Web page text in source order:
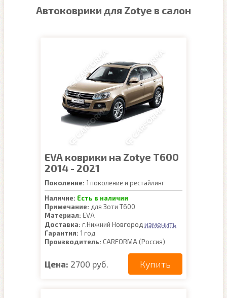
Автоковрики для Zotye в салон
EVA коврики на Zotye T600
2014 - 2021
Поколение: 1 поколение и рестайлинг
Наличие: Есть в наличии
Примечание: для Зоти Т600
Материал: EVA
Доставка: г.Нижний Новгород изменить
Гарантия: 1 год
Производитель: CARFORMA (Россия)
Цена: 2700 руб. Купить